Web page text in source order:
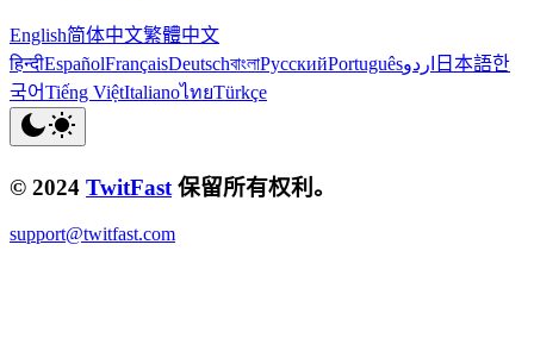
English简体中文繁體中文
हिन्दीEspañolFrançaisDeutschবাংলাРусскийPortuguêsاردو 日本語한
국어Tiếng ViệtItalianoไทยTürkçe
© 2024 TwitFast 保留所有权利。
support@twitfast.com